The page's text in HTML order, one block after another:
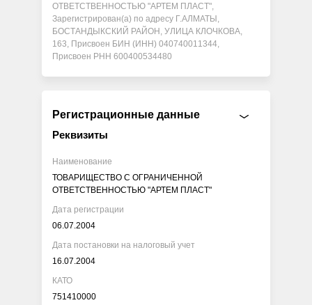
ОТВЕТСТВЕННОСТЬЮ "АРТЕМ ПЛАСТ",
Зарегистрирован(а) по адресу Г.АЛМАТЫ,
БОСТАНДЫКСКИЙ РАЙОН, УЛИЦА КЛОЧКОВА,
163, Присвоен БИН (ИНН) 040740011344,
Присвоен РНН 600400534480
Регистрационные данные
Реквизиты
Наименование
ТОВАРИЩЕСТВО С ОГРАНИЧЕННОЙ
ОТВЕТСТВЕННОСТЬЮ "АРТЕМ ПЛАСТ"
Дата регистрации
06.07.2004
Дата постановки на налоговый учет
16.07.2004
КАТО
751410000